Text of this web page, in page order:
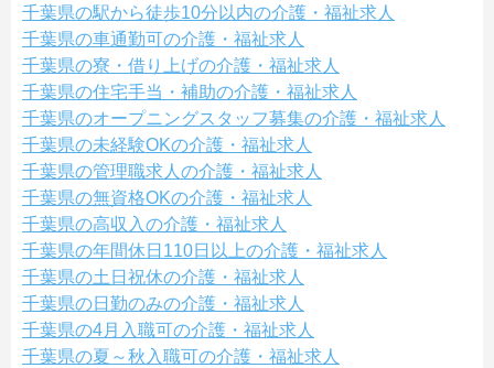
千葉県の駅から徒歩10分以内の介護・福祉求人
千葉県の車通勤可の介護・福祉求人
千葉県の寮・借り上げの介護・福祉求人
千葉県の住宅手当・補助の介護・福祉求人
千葉県のオープニングスタッフ募集の介護・福祉求人
千葉県の未経験OKの介護・福祉求人
千葉県の管理職求人の介護・福祉求人
千葉県の無資格OKの介護・福祉求人
千葉県の高収入の介護・福祉求人
千葉県の年間休日110日以上の介護・福祉求人
千葉県の土日祝休の介護・福祉求人
千葉県の日勤のみの介護・福祉求人
千葉県の4月入職可の介護・福祉求人
千葉県の夏～秋入職可の介護・福祉求人